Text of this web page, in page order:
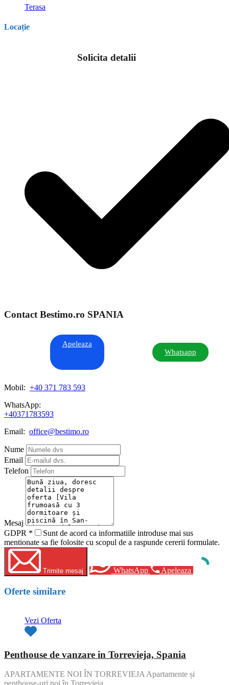
Terasa
Locație
Solicita detalii
Contact Bestimo.ro SPANIA
Apeleaza
Whatsapp
Mobil: +40 371 783 593
WhatsApp:
+40371783593
Email: office@bestimo.ro
Nume
Email
Telefon
Mesaj
GDPR *
Sunt de acord ca informatiile introduse mai sus
mentionate sa fie folosite cu scopul de a raspunde cererii formulate.
Trimite mesaj WhatsApp Apeleaza
Oferte similare
Vezi Oferta
Penthouse de vanzare in Torrevieja, Spania
APARTAMENTE NOI ÎN TORREVIEJA Apartamente și